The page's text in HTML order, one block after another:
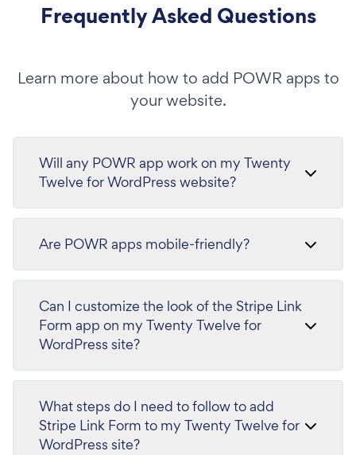
Frequently Asked Questions
Learn more about how to add POWR apps to
your website.
Will any POWR app work on my Twenty
Twelve for WordPress website?
Are POWR apps mobile-friendly?
Can I customize the look of the Stripe Link
Form app on my Twenty Twelve for
WordPress site?
What steps do I need to follow to add
Stripe Link Form to my Twenty Twelve for
WordPress site?